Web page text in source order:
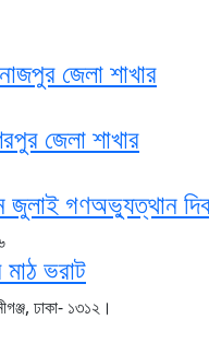
জেলা শাখার
জেলা শাখার
জুলাই গণঅভ্যুত্থান
মাঠ ভরাট
ঢাকা- ১৩১২।